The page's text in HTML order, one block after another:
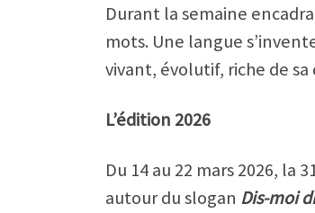
Durant la semaine
mots. Une langue
vivant, évolutif, riche de
L’édition 2026
Du 14 au 22 mars 2026, la
autour du slogan Dis-moi